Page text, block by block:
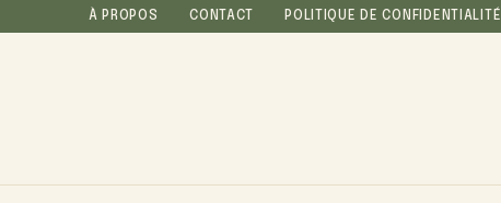
À PROPOS CONTACT POLITIQUE DE CONFIDENTIALITÉ